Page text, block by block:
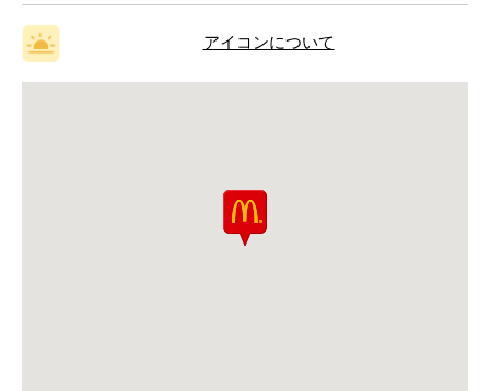
アイコンについて